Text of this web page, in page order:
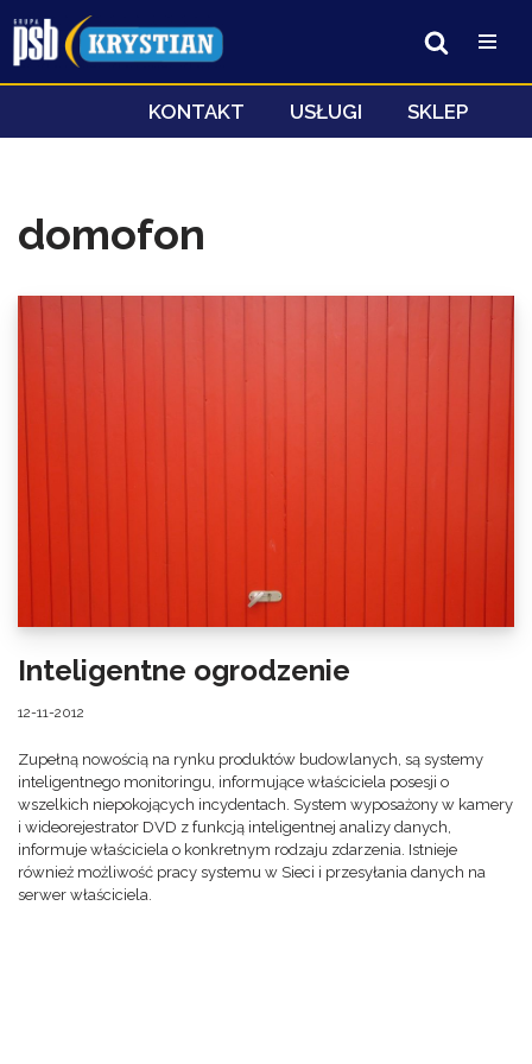
Przejdź
do
KONTAKT USŁUGI SKLEP
domofon
Inteligentne ogrodzenie
12-11-2012
Zupełną nowością na rynku produktów budowlanych, są systemy
inteligentnego monitoringu, informujące właściciela posesji o
wszelkich niepokojących incydentach. System wyposażony w kamery
i wideorejestrator DVD z funkcją inteligentnej analizy danych,
informuje właściciela o konkretnym rodzaju zdarzenia. Istnieje
również możliwość pracy systemu w Sieci i przesyłania danych na
serwer właściciela.